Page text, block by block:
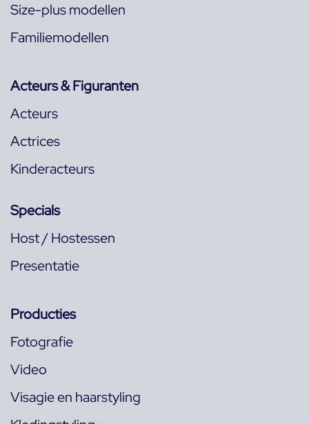
Size-plus modellen
Familiemodellen
Acteurs & Figuranten
Acteurs
Actrices
Kinderacteurs
Specials
Host / Hostessen
Presentatie
Producties
Fotografie
Video
Visagie en haarstyling